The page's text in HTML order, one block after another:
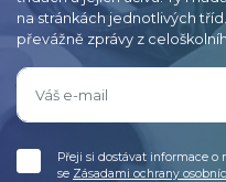
na stránkách jednotlivých
převážně zprávy z
Přeji si dostávat informace
se Zásadami ochrany